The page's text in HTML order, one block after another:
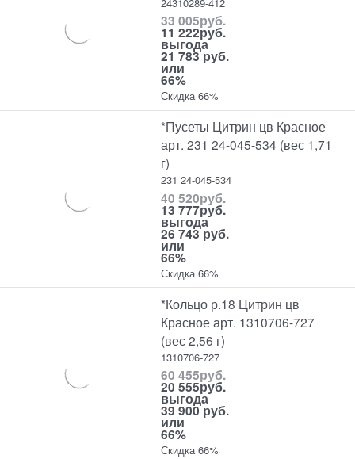
33 005руб.
11 222руб.
выгода
21 783 руб.
или
66%
Скидка 66%
*Пусеты Цитрин цв Красное
арт. 231 24-045-534 (вес 1,71
г)
231 24-045-534
40 520руб.
13 777руб.
выгода
26 743 руб.
или
66%
Скидка 66%
*Кольцо р.18 Цитрин цв
Красное арт. 1310706-727
(вес 2,56 г)
1310706-727
60 455руб.
20 555руб.
выгода
39 900 руб.
или
66%
Скидка 66%